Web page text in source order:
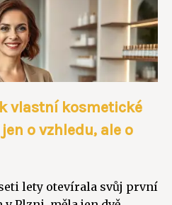
vlastní kosmetické
o vzhledu, ale o
lety otevírala svůj první